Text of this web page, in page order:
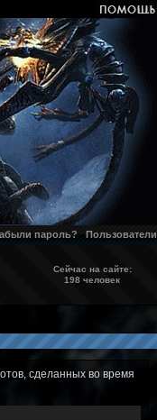
пароль? Пользователи
Сейчас на сайте:
198 человек
сделанных во время